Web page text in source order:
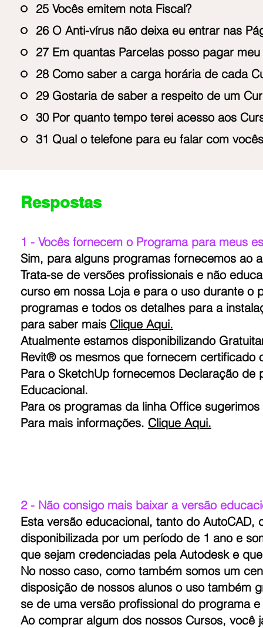
25 Vocês emitem nota Fiscal?
26 O Anti-vírus não deixa eu entrar nas
27 Em quantas Parcelas posso pagar meu
28 Como saber a carga horária de cada
29 Gostaria de saber a respeito de um
30 Por quanto tempo terei acesso aos
31 Qual o telefone para eu falar com
Respostas
1 - Vocês fornecem o Programa para meus
Sim, para alguns programas fornecemos ao
Trata-se de versões profissionais e não
curso em nossa Loja e para o uso durante
programas e todos os detalhes para a
para saber mais Clique Aqui.
Atualmente estamos disponibilizando
Revit® os mesmos que fornecem certificado
Para o SketchUp fornecemos Declaração
Educacional.
Para os programas da linha Office
Para mais informações. Clique Aqui.
2 - Não consigo mais baixar a versão
Esta versão educacional, tanto do
disponibilizada por um período de 1 ano e
que sejam credenciadas pela Autodesk e
No nosso caso, como também somos um
disposição de nossos alunos o uso também
se de uma versão profissional do programa
Ao comprar algum dos nossos Cursos,